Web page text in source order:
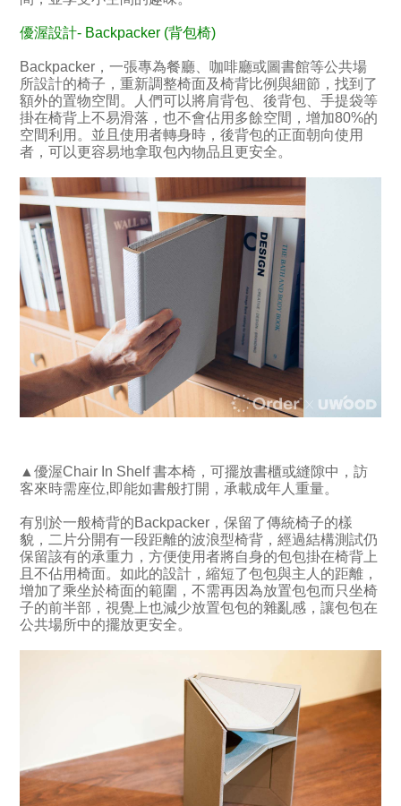
優渥設計- Backpacker (背包椅)
Backpacker，一張專為餐廳、咖啡廳或圖書館等公共場
所設計的椅子，重新調整椅面及椅背比例與細節，找到了
額外的置物空間。人們可以將肩背包、後背包、手提袋等
掛在椅背上不易滑落，也不會佔用多餘空間，增加80%的
空間利用。並且使用者轉身時，後背包的正面朝向使用
者，可以更容易地拿取包內物品且更安全。
▲優渥Chair In Shelf 書本椅，可擺放書櫃或縫隙中，訪
客來時需座位,即能如書般打開，承載成年人重量。
有別於一般椅背的Backpacker，保留了傳統椅子的樣
貌，二片分開有一段距離的波浪型椅背，經過結構測試仍
保留該有的承重力，方便使用者將自身的包包掛在椅背上
且不佔用椅面。如此的設計，縮短了包包與主人的距離，
增加了乘坐於椅面的範圍，不需再因為放置包包而只坐椅
子的前半部，視覺上也減少放置包包的雜亂感，讓包包在
公共場所中的擺放更安全。